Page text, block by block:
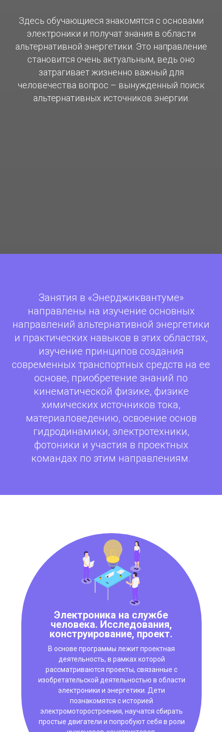
Здесь обучающиеся знакомятся с основами
электроники и получат знания в области
альтернативной энергетики. Это направление
становится очень актуальным, ведь оно
затрагивает жизненно важный для
человечества вопрос – вынужденный поиск
альтернативных источников энергии.
Занятия в «Энерджиквантуме»
направлены на изучение основных
направлений альтернативной энергетики
и практических навыков в этих областях,
изучение принципов создания
современных транспортных средств на ее
основе, приобретение знаний по
кинематической физике, физике
химических источников тока,
материаловедению, освоение основ
гидродинамики, электротехники,
фотоники и участия в проектных
командах по этим направлениям.
Электроника на службе
человека. Исследования,
конструирование, проект.
В основе программы лежит проектная
деятельность, в рамках которой
рассматриваются проекты, связанные с
изобретательской деятельностью в области
электроники и энергетики. Дети
познакомятся с историей
электромоторостроения, научатся сбирать
простые двигатели и попробуют себя в роли